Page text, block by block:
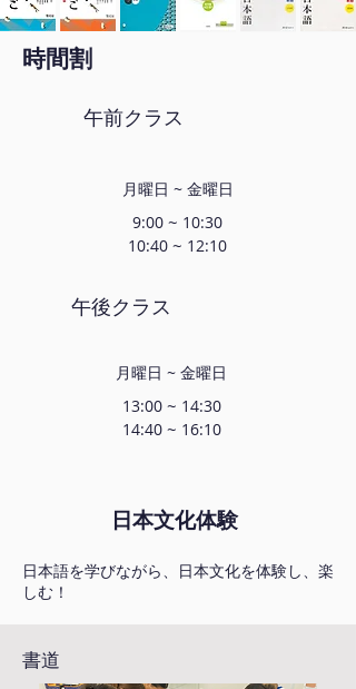
時間割
午前クラス
月曜日 ~ 金曜日
9:00 ~ 10:30
10:40 ~ 12:10
午後クラス
月曜日 ~ 金曜日
13:00 ~ 14:30
14:40 ~ 16:10
日本文化体験
日本語を学びながら、日本文化を体験し、楽
しむ！
書道